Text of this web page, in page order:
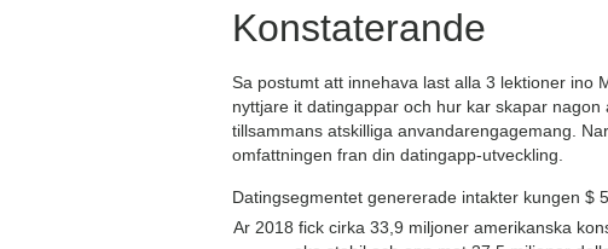
Konstaterande
Sa postumt att innehava last alla 3 lektioner ino
nyttjare it datingappar och hur kar skapar
tillsammans atskilliga anvandarengagemang.
omfattningen fran din datingapp-utveckling.
Datingsegmentet genererade intakter kungen $
Ar 2018 fick cirka 33,9 miljoner amerikanska